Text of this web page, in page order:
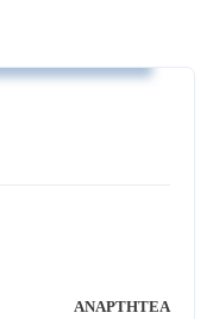
ΑΝΑΡΤΗΤΕΑ